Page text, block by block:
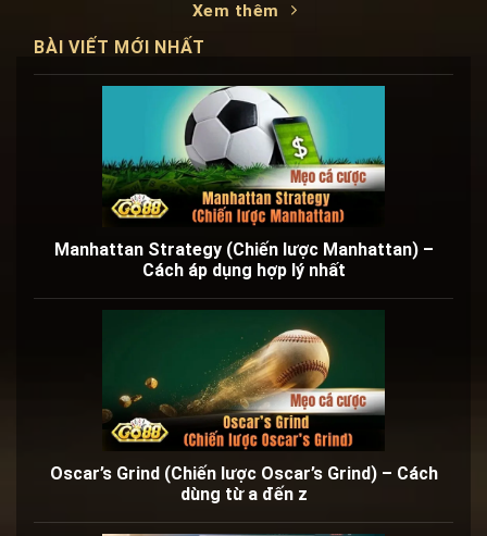
Xem thêm
BÀI VIẾT MỚI NHẤT
Manhattan Strategy (Chiến lược Manhattan) –
Cách áp dụng hợp lý nhất
Oscar’s Grind (Chiến lược Oscar’s Grind) – Cách
dùng từ a đến z